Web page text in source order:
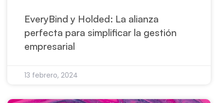
EveryBind y Holded: La alianza
perfecta para simplificar la gestión
empresarial
13 febrero, 2024